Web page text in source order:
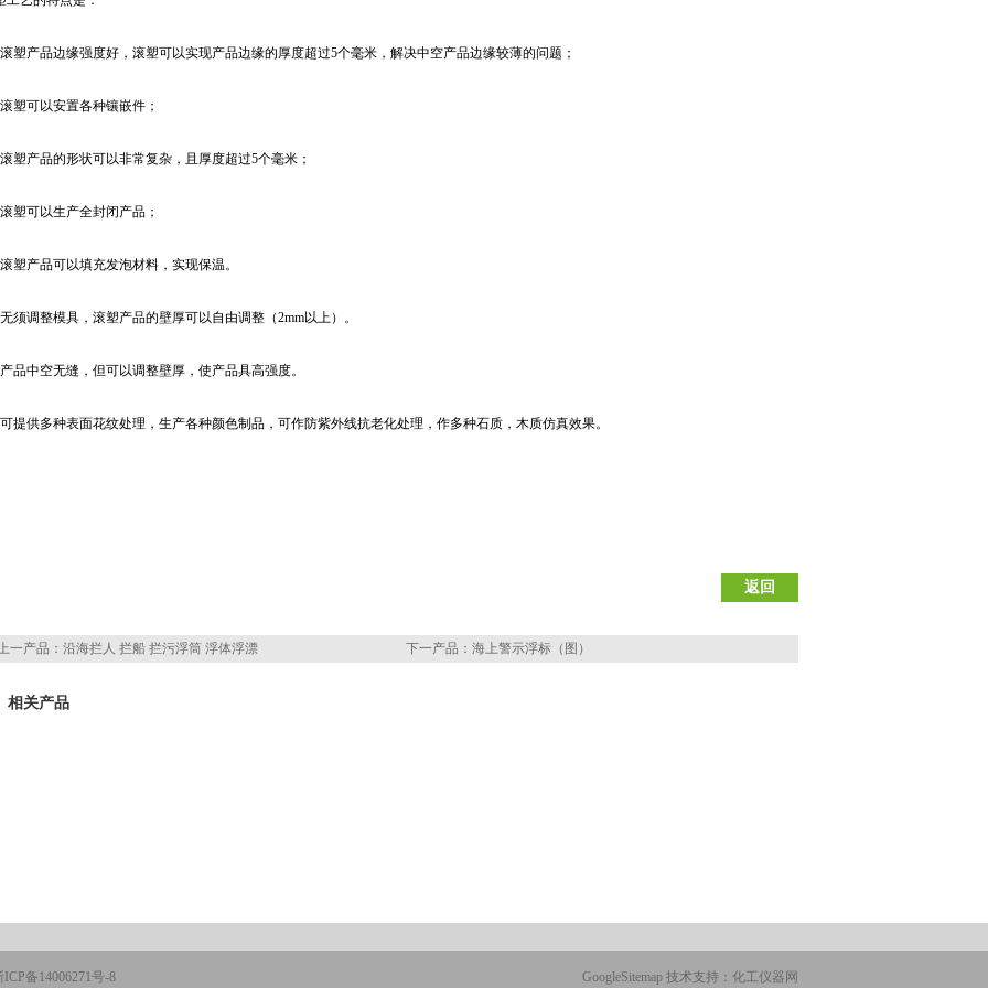
塑产品边缘强度好，滚塑可以实现产品边缘的厚度超过5个毫米，解决中空产品边缘较薄的问题；
塑可以安置各种镶嵌件；
塑产品的形状可以非常复杂，且厚度超过5个毫米；
塑可以生产全封闭产品；
塑产品可以填充发泡材料，实现保温。
须调整模具，滚塑产品的壁厚可以自由调整（2mm以上）。
品中空无缝，但可以调整壁厚，使产品具高强度。
提供多种表面花纹处理，生产各种颜色制品，可作防紫外线抗老化处理，作多种石质，木质仿真效果。
返回
一产品： 沿海拦人 拦船 拦污浮筒 浮体浮漂 下一产品： 海上警示浮标（图）
相关产品
ICP备14006271号-8 GoogleSitemap 技术支持： 化工仪器网